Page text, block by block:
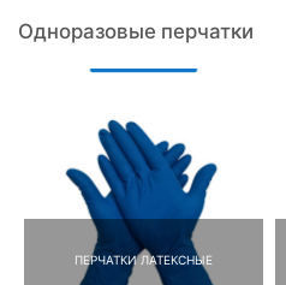
Одноразовые перчатки
ПЕРЧАТКИ ЛАТЕКСНЫЕ